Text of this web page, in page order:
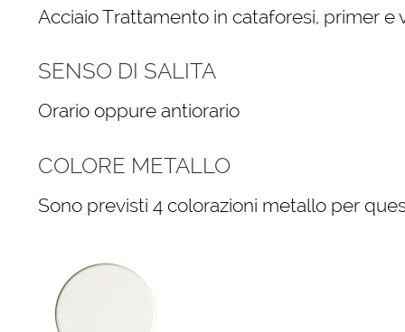
Acciaio Trattamento in cataforesi, primer
SENSO DI SALITA
Orario oppure antiorario
COLORE METALLO
Sono previsti 4 colorazioni metallo per